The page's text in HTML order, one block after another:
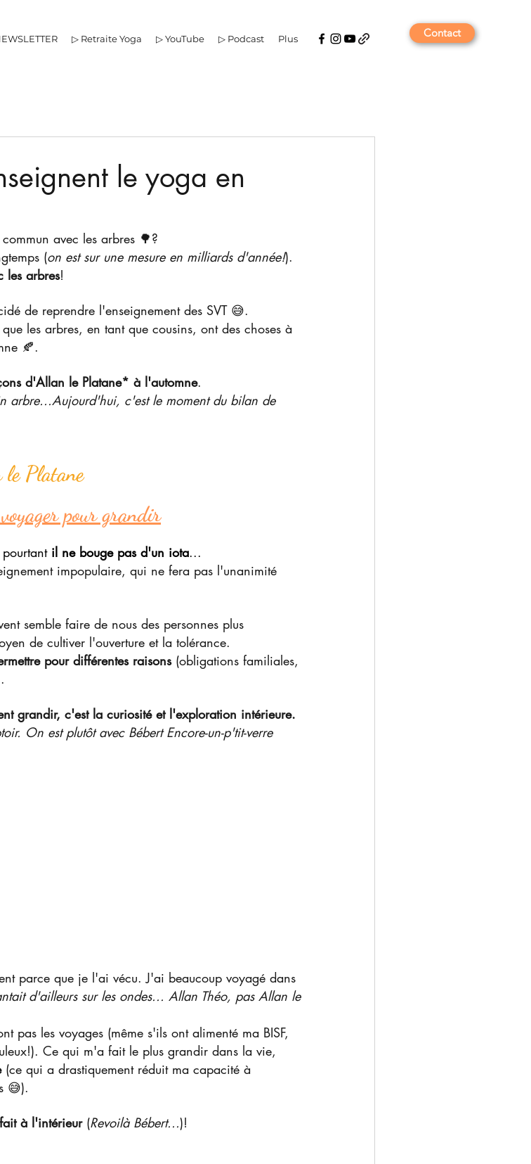
▷ Retraite Yoga ▷ YouTube ▷ Podcast Plus Contact
le yoga en
avec les arbres 🌳?
(on est sur une mesure en milliards d'année!).
les arbres!
de reprendre l'enseignement des SVT 😅.
les arbres, en tant que cousins, ont des choses à
🍂.
d'Allan le Platane* à l'automne.
arbre...Aujourd'hui, c'est le moment du bilan de
le Platane
pour grandir
il ne bouge pas d'un iota...
impopulaire, qui ne fera pas l'unanimité
semble faire de nous des personnes plus
de cultiver l'ouverture et la tolérance.
pour différentes raisons (obligations familiales,
grandir, c'est la curiosité et l'exploration intérieure.
On est plutôt avec Bébert Encore-un-p'tit-verre
parce que je l'ai vécu. J'ai beaucoup voyagé dans
d'ailleurs sur les ondes... Allan Théo, pas Allan le
pas les voyages (même s'ils ont alimenté ma BISF,
Ce qui m'a fait le plus grandir dans la vie,
(ce qui a drastiquement réduit ma capacité à
😅).
à l'intérieur (Revoilà Bébert...)!